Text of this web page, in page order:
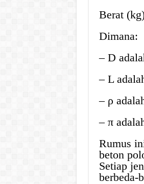
Berat
Dimana:
– D
– L
– ρ
– π
Rumus
beton
Setiap
berbeda-